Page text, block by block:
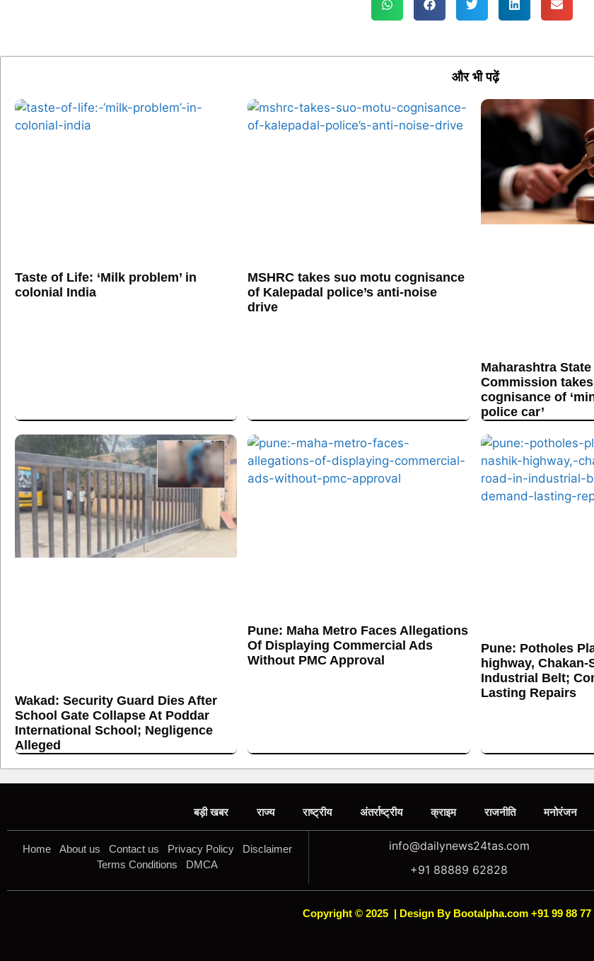
और भी पढ़ें
Taste of Life: ‘Milk problem’ in
colonial India
MSHRC takes suo motu cognisance
of Kalepadal police’s anti-noise
drive
Maharashtra
Commission
cognisance of
police car’
Wakad: Security Guard Dies After
School Gate Collapse At Poddar
International School; Negligence
Alleged
Pune: Maha Metro Faces Allegations
Of Displaying Commercial Ads
Without PMC Approval
Pune: Potholes
highway,
Industrial Belt;
Lasting Repairs
बड़ी खबर राज्य राष्ट्रीय अंतर्राष्ट्रीय क्राइम राजनीति मनोरंजन
Home About us Contact us Privacy Policy
Disclaimer
Terms Conditions
DMCA
info@dailynews24tas.com
+91 88889 62828
Copyright © 2025 | Design By Bootalpha.com +91 99 88 77